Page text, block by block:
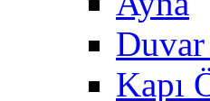
Duvar
Kapı